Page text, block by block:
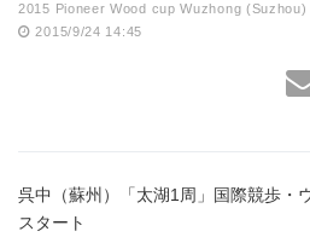
2015 Pioneer Wood cup Wuzhong
2015/9/24 14:45
呉中（蘇州）「太湖1周」国際競歩・
スタート